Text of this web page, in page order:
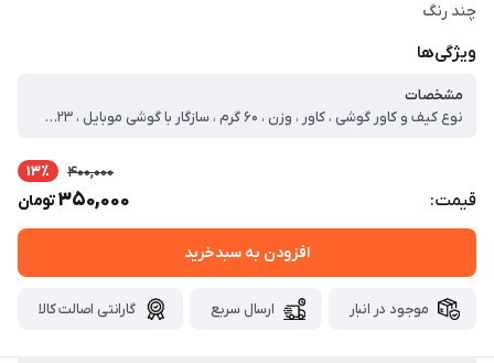
چند رنگ
ویژگی‌ها
مشخصات
نوع کیف و کاور گوشی ، کاور ، وزن ، ۶۰ گرم ، سازگار با گوشی موبایل ، Samsung Galaxy A۲۳ ، ساختار ، مات ، سطح پوشش ، لبه راست ، حفاظت از دکمه‌ها ، لبه چپ ، لبه پایینی ، لبه بالایی ، قاب پشتی
قیمت:
400,000 13٪
350,000تومان
افزودن به سبدخرید
موجود در انبار ارسال سریع گارانتی اصالت کالا